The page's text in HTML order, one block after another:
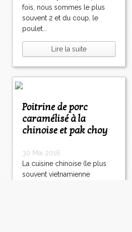
fois, nous sommes le plus
souvent 2 et du coup, le
poulet...
Lire la suite
Poitrine de porc
caramélisé à la
chinoise et pak choy
30 Mai 2016
La cuisine chinoise (le plus
souvent vietnamienne